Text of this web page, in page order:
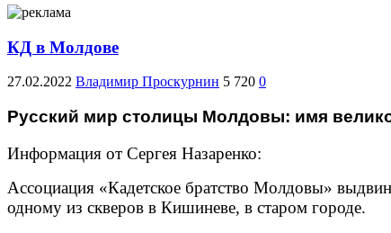
КД в Молдове
27.02.2022 Владимир Проскурнин 5 720 0
Русский мир столицы Молдовы: имя
Информация от Сергея Назаренко:
Ассоциация «Кадетское братство Молдовы»
одному из скверов в Кишиневе, в старом городе.